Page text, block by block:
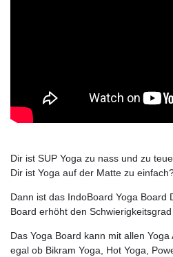
Dir ist SUP Yoga zu nass und zu
Dir ist Yoga auf der Matte zu
Dann ist das IndoBoard Yoga Board
Board erhöht den
Das Yoga Board kann mit allen Yoga
egal ob Bikram Yoga, Hot Yoga,